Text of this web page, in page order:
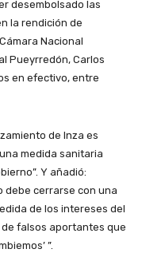
desembolsado las
la rendición de
Nacional
Pueyrredón, Carlos
en efectivo, entre
de Inza es
medida sanitaria
Y añadió:
debe cerrarse con una
de los intereses del
falsos aportantes que
”.